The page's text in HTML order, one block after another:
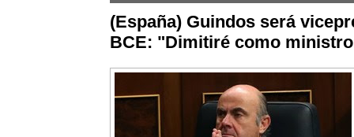
(España) Guindos será
BCE: "Dimitiré como